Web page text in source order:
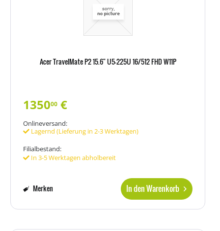
Acer TravelMate P2 15.6" U5-225U 16/512 FHD W11P
135000 €
Onlineversand:
Lagernd (Lieferung in 2-3 Werktagen)
Filialbestand:
In 3-5 Werktagen abholbereit
In den Warenkorb
Merken